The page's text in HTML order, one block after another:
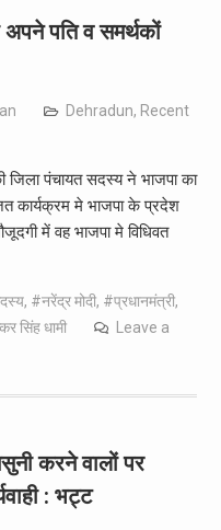
पति व समर्थकों
Dehradun, Recent
जिला पंचायत सदस्य ने भाजपा का
कार्यक्रम मे भाजपा के प्रदेश
में वह भाजपा मे विधिवत
, #नरेंद्र मोदी, #प्रधानमंत्री,
सिंह धामी
Leave a
करने वालों पर
: भट्ट